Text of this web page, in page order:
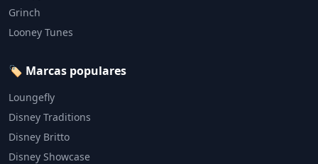
Grinch
Looney Tunes
🏷️ Marcas populares
Loungefly
Disney Traditions
Disney Britto
Disney Showcase